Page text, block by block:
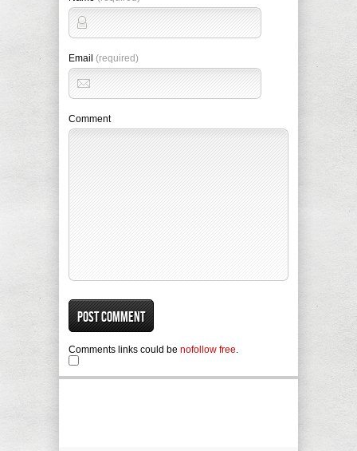
Email (required)
Comment
Comments links could be nofollow free.